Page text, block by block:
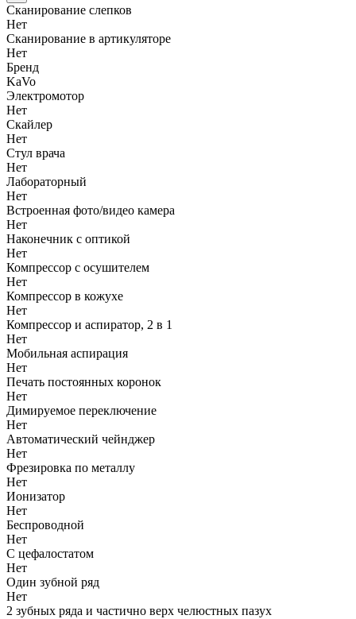
Сканирование слепков
Нет
Сканирование в артикуляторе
Нет
Бренд
KaVo
Электромотор
Нет
Скайлер
Нет
Стул врача
Нет
Лабораторный
Нет
Встроенная фото/видео камера
Нет
Наконечник с оптикой
Нет
Компрессор с осушителем
Нет
Компрессор в кожухе
Нет
Компрессор и аспиратор, 2 в 1
Нет
Мобильная аспирация
Нет
Печать постоянных коронок
Нет
Димируемое переключение
Нет
Автоматический чейнджер
Нет
Фрезировка по металлу
Нет
Ионизатор
Нет
Беспроводной
Нет
С цефалостатом
Нет
Один зубной ряд
Нет
2 зубных ряда и частично верх челюстных пазух